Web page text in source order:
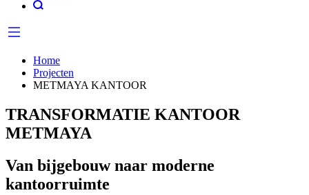
Home
Projecten
METMAYA KANTOOR
TRANSFORMATIE KANTOOR
METMAYA
Van bijgebouw naar moderne
kantoorruimte